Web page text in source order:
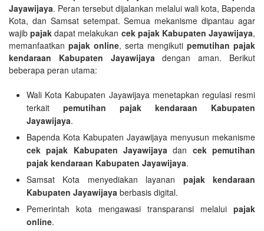
Jayawijaya. Peran tersebut dijalankan melalui wali kota, Bapenda
Kota, dan Samsat setempat. Semua mekanisme dipantau agar
wajibpajak dapat melakukan cek pajak Kabupaten Jayawijaya,
memanfaatkan pajak online, serta mengikuti pemutihan pajak
kendaraan Kabupaten Jayawijaya dengan aman. Berikut
beberapa peran utama:
Wali Kota Kabupaten Jayawijaya menetapkan regulasi resmi
terkait pemutihan pajak kendaraan Kabupaten
Jayawijaya.
Bapenda Kota Kabupaten Jayawijaya menyusun mekanisme
cek pajak Kabupaten Jayawijaya dan cek pemutihan
pajak kendaraan Kabupaten Jayawijaya.
Samsat Kota menyediakan layanan pajak kendaraan
Kabupaten Jayawijaya berbasis digital.
Pemerintah kota mengawasi transparansi melalui pajak
online.